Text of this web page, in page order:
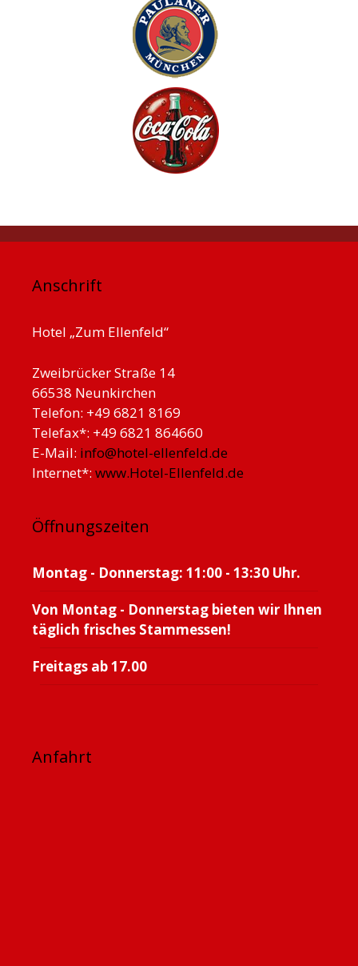
Anschrift
Hotel „Zum Ellenfeld“
Zweibrücker Straße 14
66538 Neunkirchen
Telefon: +49 6821 8169
Telefax*: +49 6821 864660
E-Mail: info@hotel-ellenfeld.de
Internet*: www.Hotel-Ellenfeld.de
Öffnungszeiten
Montag - Donnerstag: 11:00 - 13:30 Uhr.
Von Montag - Donnerstag bieten wir Ihnen
täglich frisches Stammessen!
Freitags ab 17.00
Anfahrt